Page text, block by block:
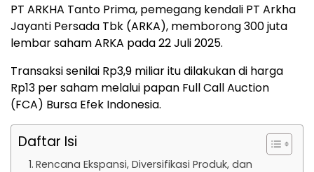
PT ARKHA Tanto Prima, pemegang kendali PT Arkha
Jayanti Persada Tbk (ARKA), memborong 300 juta
lembar saham ARKA pada 22 Juli 2025.
Transaksi senilai Rp3,9 miliar itu dilakukan di harga
Rp13 per saham melalui papan Full Call Auction
(FCA) Bursa Efek Indonesia.
Daftar Isi
Rencana Ekspansi, Diversifikasi Produk, dan